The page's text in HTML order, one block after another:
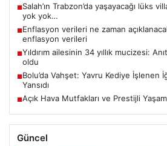
■Salah’ın Trabzon’da yaşayacağı lüks
yok yok…
■Enflasyon verileri ne zaman
enflasyon verileri
■Yıldırım ailesinin 34 yıllık mucizesi:
oldu
■Bolu’da Vahşet: Yavru Kediye İşlenen
Yansıdı
■Açık Hava Mutfakları ve Prestijli Yaşam
Güncel